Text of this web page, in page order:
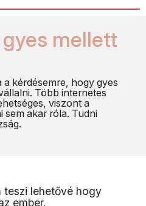
mellett
kérdésemre, hogy gyes
Több internetes
viszont a
akar róla. Tudni
teszi lehetővé hogy
ember.